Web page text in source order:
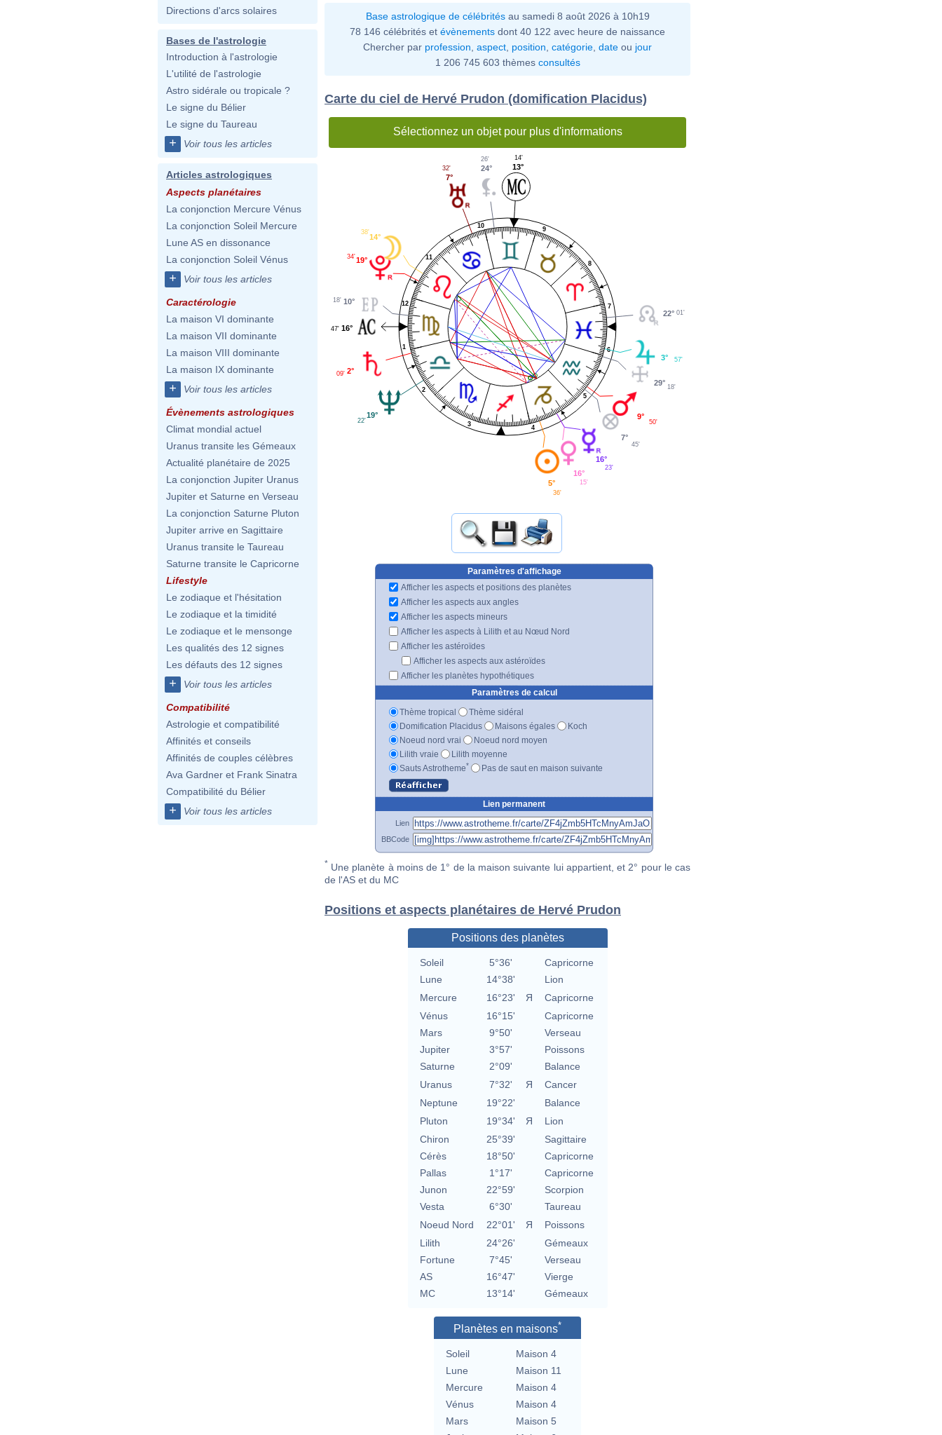
Directions d'arcs solaires
Bases de l'astrologie
Introduction à l'astrologie
L'utilité de l'astrologie
Astro sidérale ou tropicale ?
Le signe du Bélier
Le signe du Taureau
+ Voir tous les articles
Articles astrologiques
Aspects planétaires
La conjonction Mercure Vénus
La conjonction Soleil Mercure
Lune AS en dissonance
La conjonction Soleil Vénus
+ Voir tous les articles
Caractérologie
La maison VI dominante
La maison VII dominante
La maison VIII dominante
La maison IX dominante
+ Voir tous les articles
Évènements astrologiques
Climat mondial actuel
Uranus transite les Gémeaux
Actualité planétaire de 2025
La conjonction Jupiter Uranus
Jupiter et Saturne en Verseau
La conjonction Saturne Pluton
Jupiter arrive en Sagittaire
Uranus transite le Taureau
Saturne transite le Capricorne
Lifestyle
Le zodiaque et l'hésitation
Le zodiaque et la timidité
Le zodiaque et le mensonge
Les qualités des 12 signes
Les défauts des 12 signes
+ Voir tous les articles
Compatibilité
Astrologie et compatibilité
Affinités et conseils
Affinités de couples célèbres
Ava Gardner et Frank Sinatra
Compatibilité du Bélier
+ Voir tous les articles
Base astrologique de célébritésau samedi 8 août 2026 à 10h19
78 146 célébrités et évènements dont 40 122 avec heure de naissance
Chercher par profession aspect position catégorie date ou jour
1 206 745 603 thèmes consultés
Carte du ciel de Hervé Prudon (domification Placidus)
Sélectionnez un objet pour plus d'informations
1
2
3
4
5
6
7
8
9
10
11
12
22° 01'
13°
14'
24°
26'
7°
32'
14°
38'
19°
34'
10°
18'
16°
47'
2°
09'
19°
22'
5°
36'
16°
15'
16°
23'
7°
45'
9°
50'
29° 18'
3° 57'
Paramètres d'affichage
Afficher les aspects et positions des planètes
Afficher les aspects aux angles
Afficher les aspects mineurs
Afficher les aspects à Lilith et au Nœud Nord
Afficher les astéroïdes
Afficher les aspects aux astéroïdes
Afficher les planètes hypothétiques
Paramètres de calcul
Thème tropical
Thème sidéral
Domification Placidus
Maisons égales
Koch
Noeud nord vrai
Noeud nord moyen
Lilith vraie
Lilith moyenne
Sauts Astrotheme* Pas de saut en maison suivante
Lien permanent
Lien
BBCode
* Une planète à moins de 1° de la maison suivante lui appartient, et 2° pour le cas
de l'AS et du MC
Positions et aspects planétaires de Hervé Prudon
Positions des planètes
Soleil 5°36'
Capricorne
Lune
14°38'
Lion
Mercure
16°23' Я
Capricorne
Vénus
16°15'
Capricorne
Mars
9°50'
Verseau
Jupiter
3°57'
Poissons
Saturne
2°09'
Balance
Uranus
7°32' Я
Cancer
Neptune
19°22'
Balance
Pluton
19°34' Я
Lion
Chiron
25°39'
Sagittaire
Cérès
18°50'
Capricorne
Pallas
1°17'
Capricorne
Junon
22°59'
Scorpion
Vesta
6°30'
Taureau
Noeud Nord
22°01' Я
Poissons
Lilith
24°26'
Gémeaux
Fortune
7°45'
Verseau
AS
16°47'
Vierge
MC
13°14' Gémeaux
Planètes en maisons*
Soleil
Maison 4
Lune
Maison 11
Mercure
Maison 4
Vénus
Maison 4
Mars
Maison 5